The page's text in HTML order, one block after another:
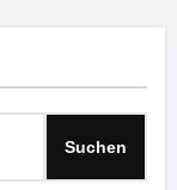
Suchen